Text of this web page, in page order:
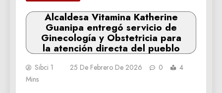
Alcaldesa Vitamina Katherine
Guanipa entregó servicio de
Ginecología y Obstetricia para
la atención directa del pueblo
Sibci 1 25 De Febrero De 2026 0
4
Mins